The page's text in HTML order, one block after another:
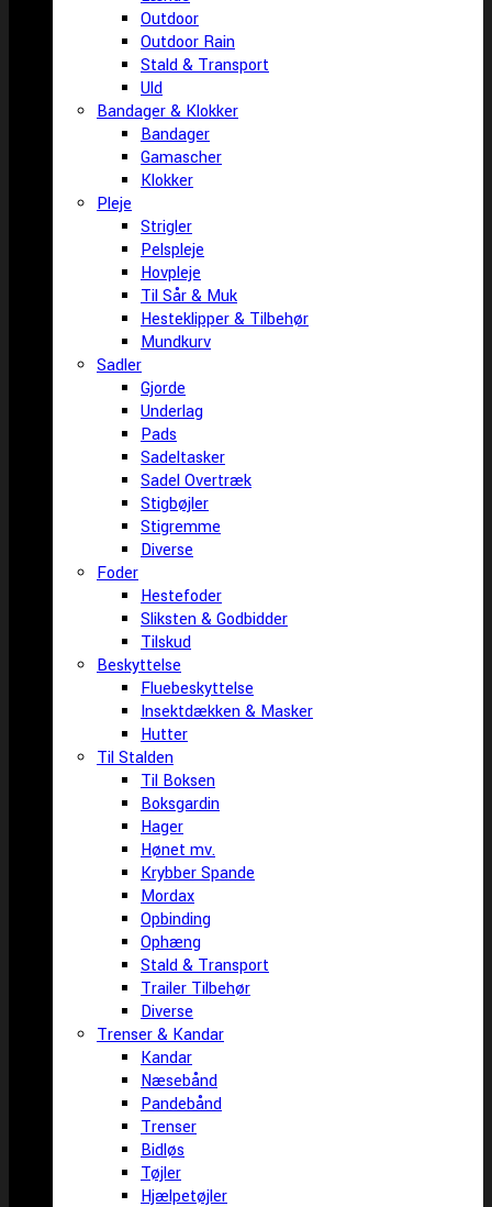
Outdoor
Outdoor Rain
Stald & Transport
Uld
Bandager & Klokker
Bandager
Gamascher
Klokker
Pleje
Strigler
Pelspleje
Hovpleje
Til Sår & Muk
Hesteklipper & Tilbehør
Mundkurv
Sadler
Gjorde
Underlag
Pads
Sadeltasker
Sadel Overtræk
Stigbøjler
Stigremme
Diverse
Foder
Hestefoder
Sliksten & Godbidder
Tilskud
Beskyttelse
Fluebeskyttelse
Insektdækken & Masker
Hutter
Til Stalden
Til Boksen
Boksgardin
Hager
Hønet mv.
Krybber Spande
Mordax
Opbinding
Ophæng
Stald & Transport
Trailer Tilbehør
Diverse
Trenser & Kandar
Kandar
Næsebånd
Pandebånd
Trenser
Bidløs
Tøjler
Hjælpetøjler